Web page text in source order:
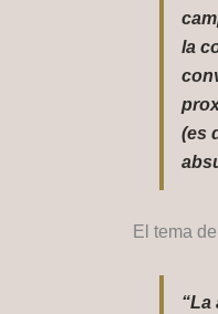
la
(es
El tema del
“La